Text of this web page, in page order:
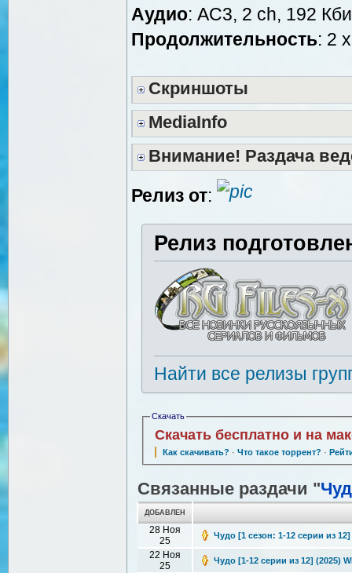
Аудио: AC3, 2 ch, 192
Продолжительность: 2
Скриншоты
MediaInfo
Внимание! Раздача
Релиз от:
Релиз
Найти все релизы
Скачать
Скачать бесплатно и на
Как скачивать? · Что такое торрент? ·
Связанные раздачи "
ДОБАВЛЕН
28 Ноя
25
Чудо [1 сезон: 1-12 серии из
22 Ноя
25
Чудо [1-12 серии из 12] (2025)